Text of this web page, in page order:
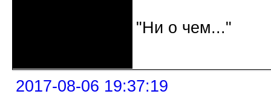
"Ни о чем..."
2017-08-06 19:37:19